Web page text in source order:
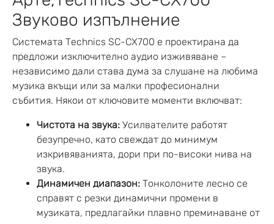
Звуково изпълнение
Системата Technics SC-CX700 е проектирана да
предложи изключително аудио изживяване –
независимо дали става дума за слушане на любима
музика вкъщи или за малки професионални
събития. Някои от ключовите моменти включват:
Чистота на звука: Усилвателите работят
безупречно, като свеждат до минимум
изкривяванията, дори при по-високи нива на
звука.
Динамичен диапазон: Тонколоните лесно се
справят с резки динамични промени в
музиката, предлагайки плавно преминаване от